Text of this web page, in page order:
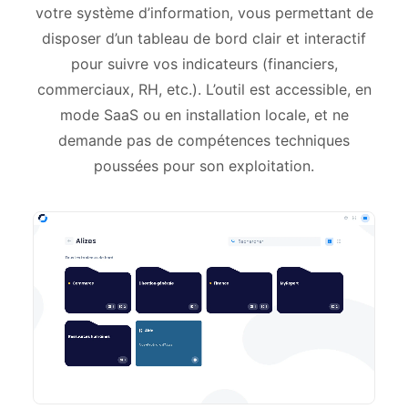
votre système d’information, vous permettant de
disposer d’un tableau de bord clair et interactif
pour suivre vos indicateurs (financiers,
commerciaux, RH, etc.). L’outil est accessible, en
mode SaaS ou en installation locale, et ne
demande pas de compétences techniques
poussées pour son exploitation.